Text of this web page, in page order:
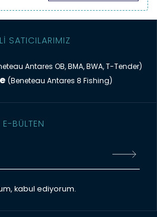
SATICILARIMIZ
Antares OB, BMA, BWA, T-Tender)
(Beneteau Antares 8 Fishing)
E-BÜLTEN
kabul ediyorum.